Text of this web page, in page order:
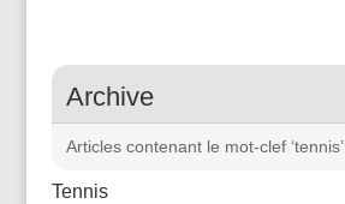
Archive
Articles contenant le mot-clef ‘tennis’
Tennis